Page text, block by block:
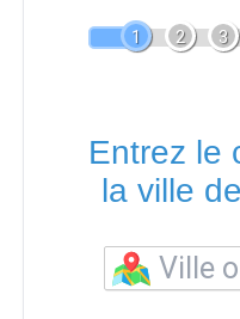
1 2 3
Entrez le
la ville